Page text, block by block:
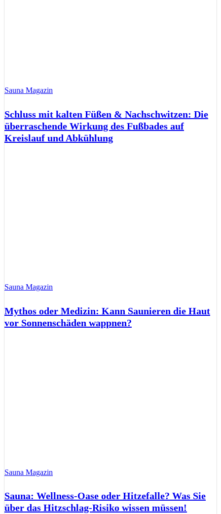
Sauna Magazin
Schluss mit kalten Füßen & Nachschwitzen: Die
überraschende Wirkung des Fußbades auf
Kreislauf und Abkühlung
Sauna Magazin
Mythos oder Medizin: Kann Saunieren die Haut
vor Sonnenschäden wappnen?
Sauna Magazin
Sauna: Wellness-Oase oder Hitzefalle? Was Sie
über das Hitzschlag-Risiko wissen müssen!